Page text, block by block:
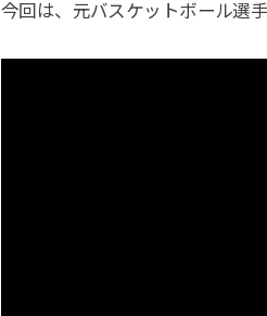
今回は、元バスケットボール選